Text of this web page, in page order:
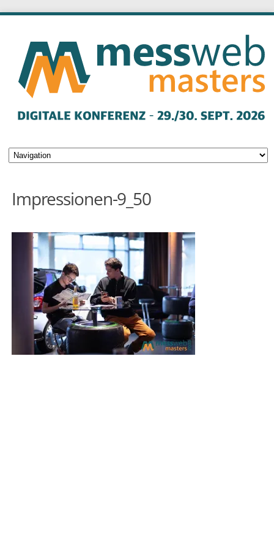
Impressionen-9_50